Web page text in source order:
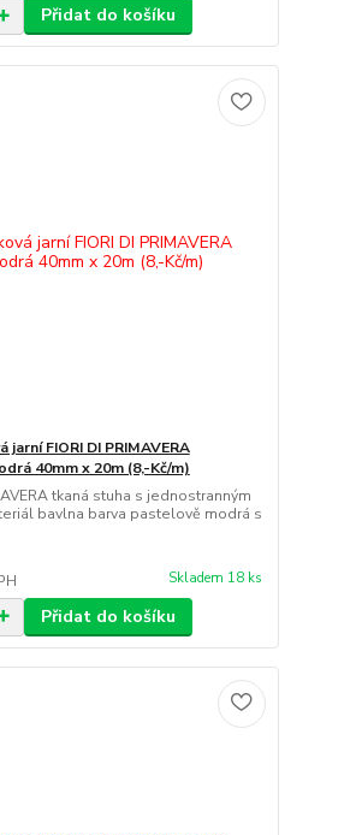
Přidat do košíku
FIORI DI PRIMAVERA
40mm x 20m (8,-Kč/m)
tkaná stuha s jednostranným
bavlna barva pastelově modrá s
Skladem 18 ks
Přidat do košíku